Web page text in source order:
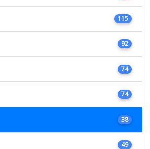
115
92
74
74
38
49